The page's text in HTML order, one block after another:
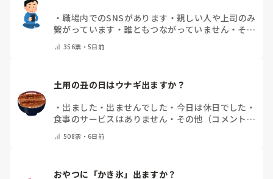
・職場内でのSNSがあります ・ 親しい人や上司のみ
繋がっています ・ 誰ともつながっていません ・ その
他（コメントで教えてください）
356票・5日前
土用の丑の日はウナギ出ますか？
・ 出ました ・ 出ませんでした ・ 今日は休日でした ・
食事のサービスはありません ・ その他（コメントで
教えて下さい）
508票・ 6日前
おやつに「かき氷」出ますか？